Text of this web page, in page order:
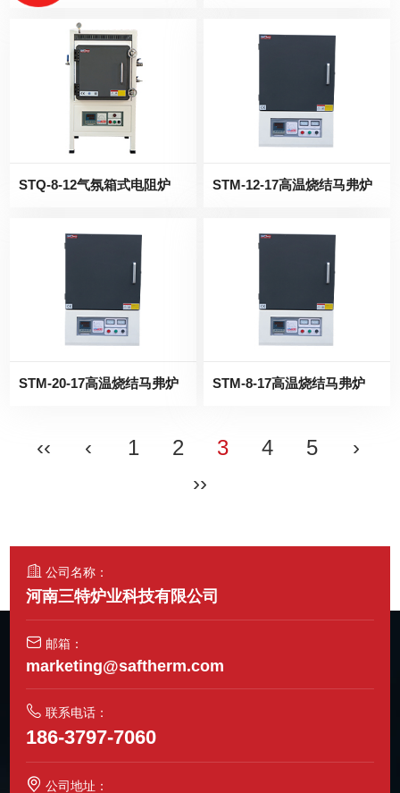
STQ-8-12气氛箱式电阻炉 STM-12-17高温烧结马弗炉
STM-20-17高温烧结马弗炉 STM-8-17高温烧结马弗炉
‹‹ ‹ 1 2 3 4 5
›
››
公司名称：
河南三特炉业科技有限公司
邮箱：
marketing@saftherm.com
联系电话：
186-3797-7060
公司地址：